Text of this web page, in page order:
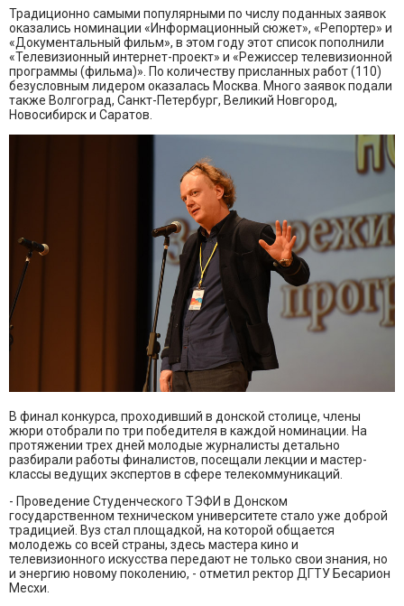
Традиционно самыми популярными по числу поданных заявок
оказались номинации «Информационный сюжет», «Репортер» и
«Документальный фильм», в этом году этот список пополнили
«Телевизионный интернет-проект» и «Режиссер телевизионной
программы (фильма)». По количеству присланных работ (110)
безусловным лидером оказалась Москва. Много заявок подали
также Волгоград, Санкт-Петербург, Великий Новгород,
Новосибирск и Саратов.
В финал конкурса, проходивший в донской столице, члены
жюри отобрали по три победителя в каждой номинации. На
протяжении трех дней молодые журналисты детально
разбирали работы финалистов, посещали лекции и мастер-
классы ведущих экспертов в сфере телекоммуникаций.
- Проведение Студенческого ТЭФИ в Донском
государственном техническом университете стало уже доброй
традицией. Вуз стал площадкой, на которой общается
молодежь со всей страны, здесь мастера кино и
телевизионного искусства передают не только свои знания, но
и энергию новому поколению, - отметил ректор ДГТУ Бесарион
Месхи.